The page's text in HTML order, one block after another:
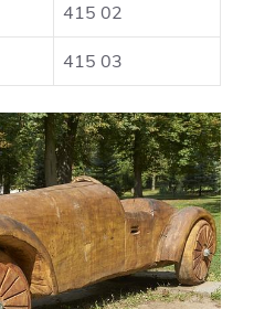
415 02
415 03